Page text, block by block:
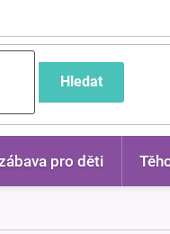
Hledat
pro děti